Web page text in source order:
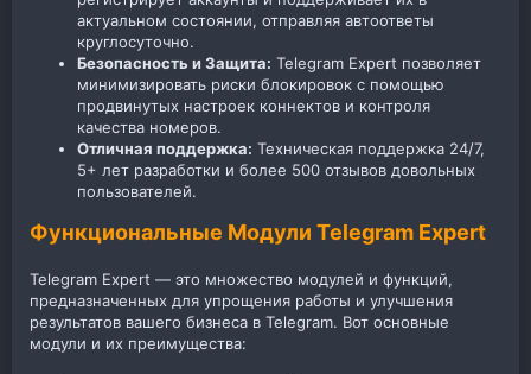
актуальном состоянии, отправляя автоответы
круглосуточно.
Безопасность и Защита: Telegram Expert позволяет
минимизировать риски блокировок с помощью
продвинутых настроек коннектов и контроля
качества номеров.
Отличная поддержка: Техническая поддержка 24/7,
5+ лет разработки и более 500 отзывов довольных
пользователей.
Функциональные Модули Telegram Expert
Telegram Expert — это множество модулей и функций,
предназначенных для упрощения работы и улучшения
результатов вашего бизнеса в Telegram. Вот основные
модули и их преимущества: